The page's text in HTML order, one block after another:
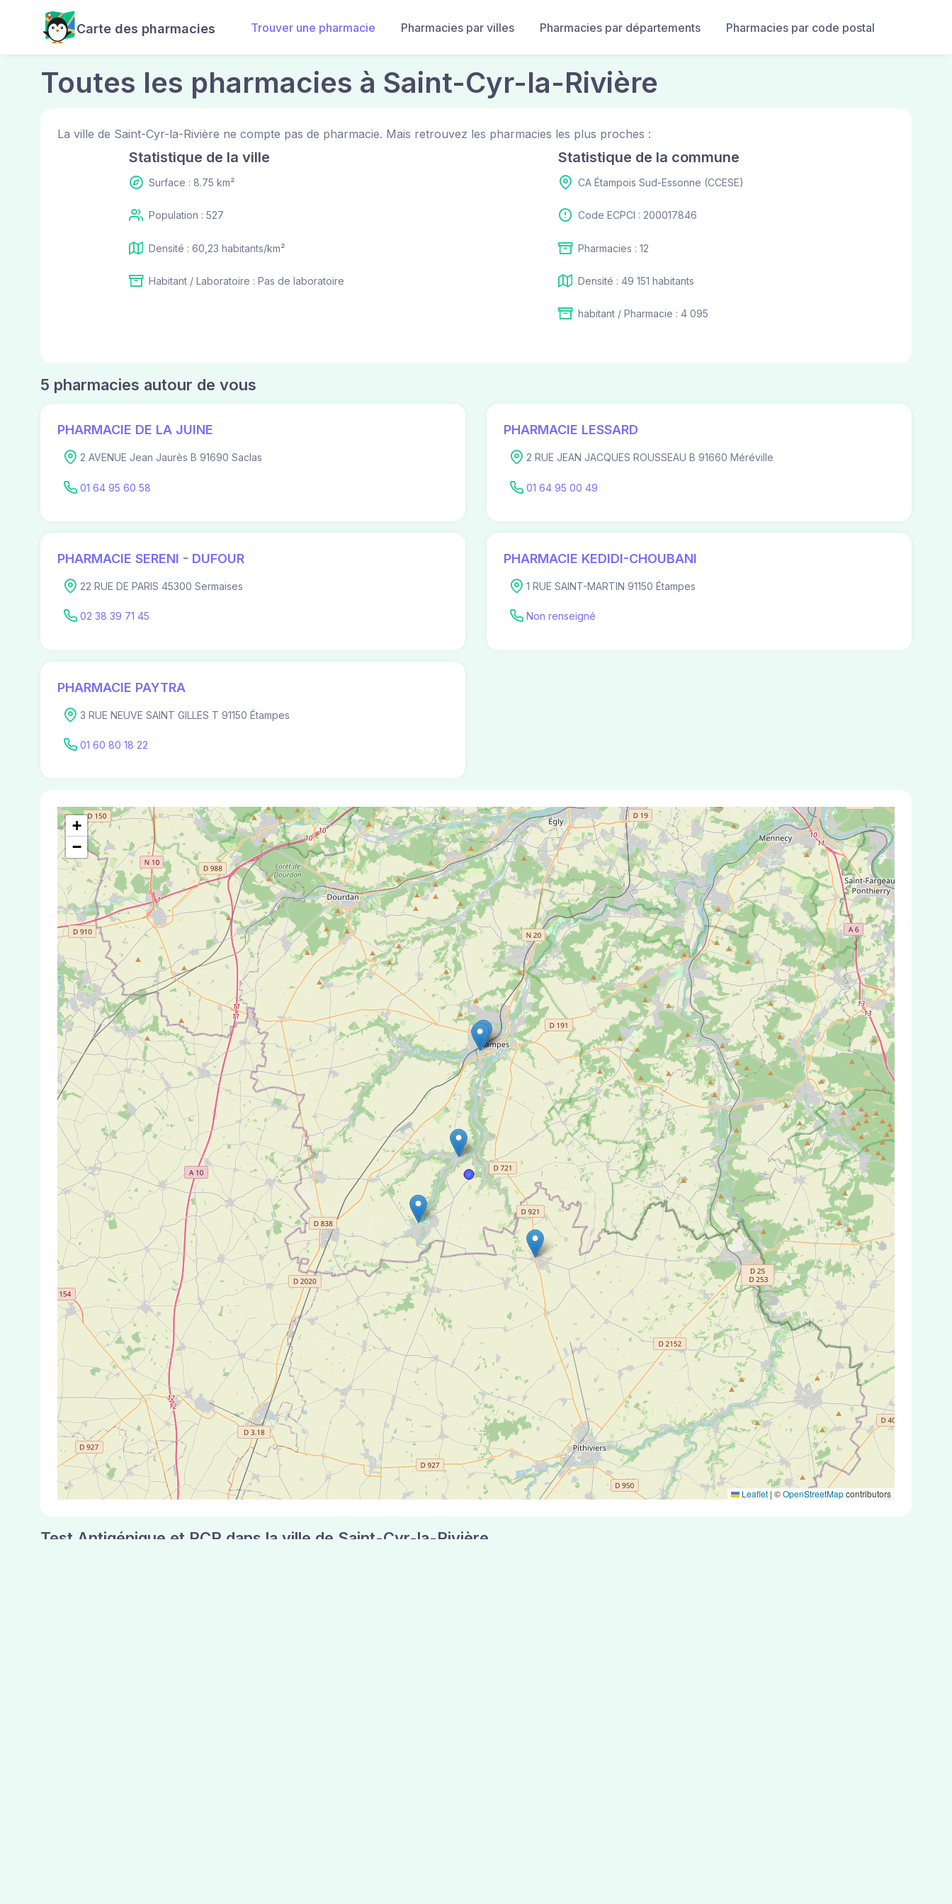
Carte des pharmacies Trouver une pharmacie Pharmacies par villes Pharmacies par départements Pharmacies par code postal
Toutes les pharmacies à Saint-Cyr-la-Rivière
La ville de Saint-Cyr-la-Rivière ne compte pas de pharmacie. Mais retrouvez les pharmacies les plus proches :
Statistique de la ville
Surface : 8.75 km²
Population : 527
Densité : 60,23 habitants/km²
Habitant / Laboratoire : Pas de laboratoire
Statistique de la commune
CA Étampois Sud-Essonne (CCESE)
Code ECPCI : 200017846
Pharmacies : 12
Densité : 49 151 habitants
habitant / Pharmacie : 4 095
5 pharmacies autour de vous
PHARMACIE DE LA JUINE
2 AVENUE Jean Jaurès B 91690 Saclas
01 64 95 60 58
PHARMACIE LESSARD
2 RUE JEAN JACQUES ROUSSEAU B 91660 Méréville
01 64 95 00 49
PHARMACIE SERENI - DUFOUR
22 RUE DE PARIS 45300 Sermaises
02 38 39 71 45
PHARMACIE KEDIDI-CHOUBANI
1 RUE SAINT-MARTIN 91150 Étampes
Non renseigné
PHARMACIE PAYTRA
3 RUE NEUVE SAINT GILLES T 91150 Étampes
01 60 80 18 22
+
−
Leaflet | ©OpenStreetMapcontributors
Test Antigénique et PCR dans la ville de Saint-Cyr-la-Rivière